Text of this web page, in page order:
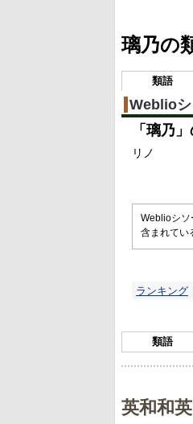
璃乃の
類語
Weblio
「 璃乃
リノ
Weblioシソ
含まれてい
ランキング
類語
英和和